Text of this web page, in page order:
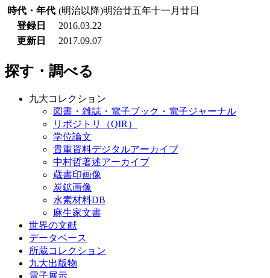
時代・年代 (明治以降)明治廿五年十一月廿日
登録日
2016.03.22
更新日
2017.09.07
探す・調べる
九大コレクション
図書・雑誌・電子ブック・電子ジャーナル
リポジトリ（QIR）
学位論文
貴重資料デジタルアーカイブ
中村哲著述アーカイブ
蔵書印画像
炭鉱画像
水素材料DB
麻生家文書
世界の文献
データベース
所蔵コレクション
九大出版物
電子展示